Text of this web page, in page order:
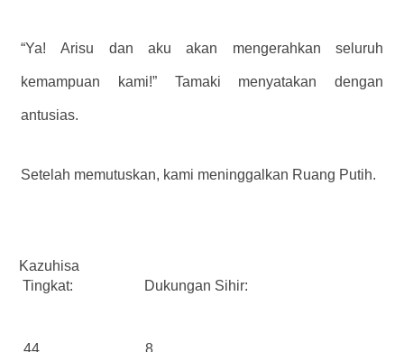
“Ya! Arisu dan aku akan mengerahkan seluruh
kemampuan kami!” Tamaki menyatakan dengan
antusias.
Setelah memutuskan, kami meninggalkan Ruang Putih.
Kazuhisa
Tingkat:
Dukungan Sihir: